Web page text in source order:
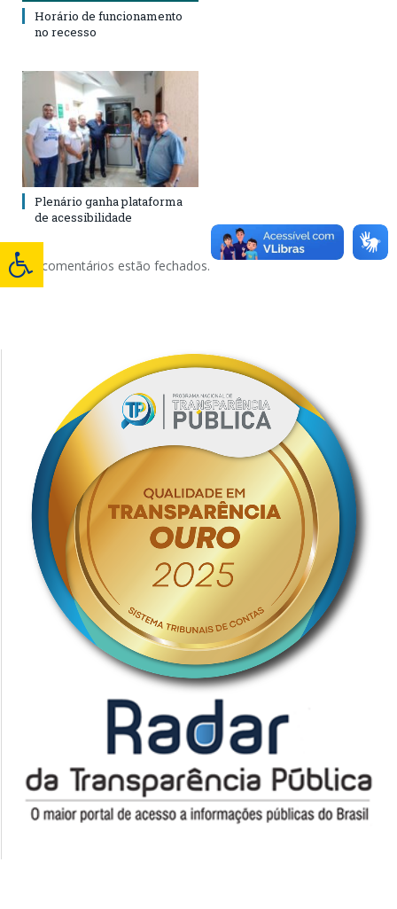
Horário de funcionamento
no recesso
Plenário ganha plataforma
de acessibilidade
Os comentários estão fechados.